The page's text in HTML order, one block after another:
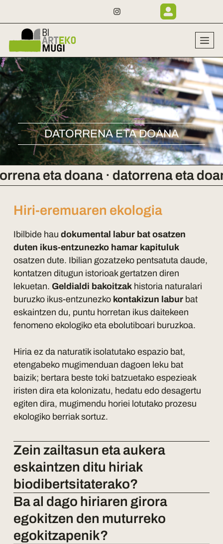
DATORRENA ETA DOANA
eta doana · datorrena eta doana
Hiri-eremuaren ekologia
Ibilbide hau dokumental labur bat osatzen
duten ikus-entzunezko hamar kapituluk
osatzen dute. Ibilian gozatzeko pentsatuta daude,
kontatzen ditugun istorioak gertatzen diren
lekuetan. Geldialdi bakoitzakhistoria naturalari
buruzko ikus-entzunezko kontakizun laburbat
eskaintzen du, puntu horretan ikus daitekeen
fenomeno ekologiko eta ebolutiboari buruzkoa.
Hiria ez da naturatik isolatutako espazio bat,
etengabeko mugimenduan dagoen leku bat
baizik; bertara beste toki batzuetako espezieak
iristen dira eta kolonizatu, hedatu edo desagertu
egiten dira, mugimendu horiei lotutako prozesu
ekologiko berriak sortuz.
Zein zailtasun eta aukera
eskaintzen ditu hiriak
biodibertsitaterako?
Ba al dago hiriaren girora
egokitzen den muturreko
egokitzapenik?